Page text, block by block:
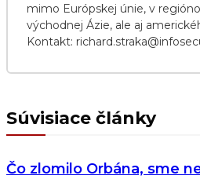
mimo Európskej únie, v
východnej Ázie, ale aj
Kontakt:
Súvisiace články
Čo zlomilo Orbána, sme